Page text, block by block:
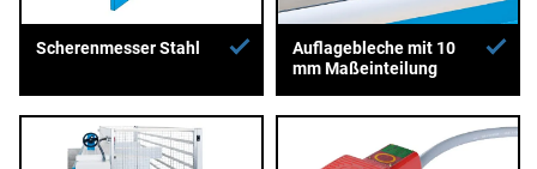
Scherenmesser Stahl
Auflagebleche mit 10
mm Maßeinteilung